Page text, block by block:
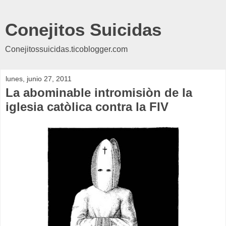
Conejitos Suicidas
Conejitossuicidas.ticoblogger.com
lunes, junio 27, 2011
La abominable intromisiòn de la
iglesia catòlica contra la FIV